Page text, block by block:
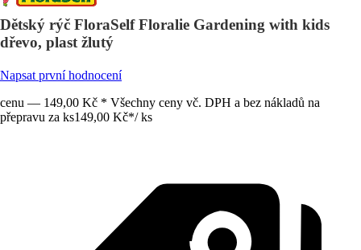
Dětský rýč FloraSelf Floralie Gardening with kids
dřevo, plast žlutý
Napsat první hodnocení
cenu — 149,00 Kč * Všechny ceny vč. DPH a bez nákladů na
přepravu za ks149,00 Kč*/ ks